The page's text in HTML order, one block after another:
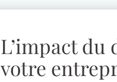
L’impact
votre